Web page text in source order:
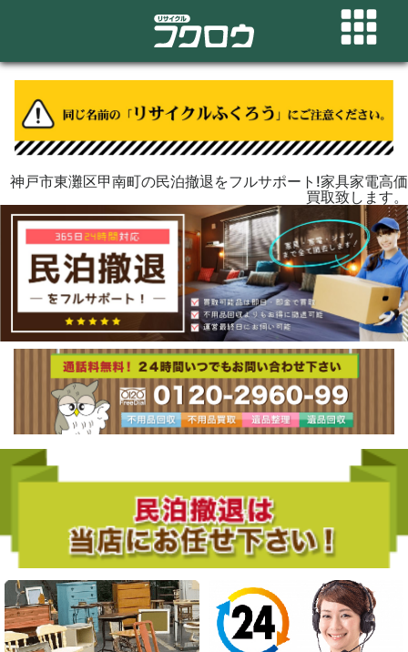
神戸市東灘区甲南町の民泊撤退をフルサポート!家具家電高価
買取致します。